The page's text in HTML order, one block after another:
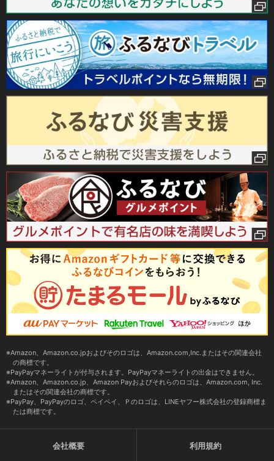
Amazon、Amazon.co.jpおよびそのロゴは、Amazon.com,Inc.またはその関連会社
の商標です。
PayPayマネーライトが付与されます。PayPayマネーライトの出金はできません。
Amazon、Amazon.co.jp、Amazon Payおよびそれらのロゴは、Amazon.com, Inc.
またはその関連会社の商標です。
PayPay、PayPayのロゴ、ペイペイ、Ｐのロゴは、LINEヤフー株式会社の登録商標ま
たは商標です。
会社概要 利用規約